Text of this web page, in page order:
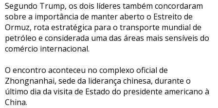
Segundo Trump, os dois líderes também concordaram
sobre a importância de manter aberto o Estreito de
Ormuz, rota estratégica para o transporte mundial de
petróleo e considerada uma das áreas mais sensíveis do
comércio internacional.
O encontro aconteceu no complexo oficial de
Zhongnanhai, sede da liderança chinesa, durante o
último dia da visita de Estado do presidente americano à
China.